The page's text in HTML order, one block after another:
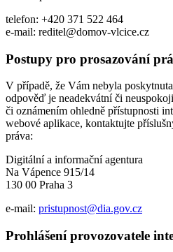
telefon: +420 371 522 464
e-mail: reditel@domov-vlcice.cz
Postupy pro prosazování
V případě, že Vám nebyla
odpověď je neadekvátní či
či oznámením ohledně přístupnosti
webové aplikace, kontaktujte
práva:
Digitální a informační agentura
Na Vápence 915/14
130 00 Praha 3
e-mail: pristupnost@dia.gov.cz
Prohlášení provozovatele